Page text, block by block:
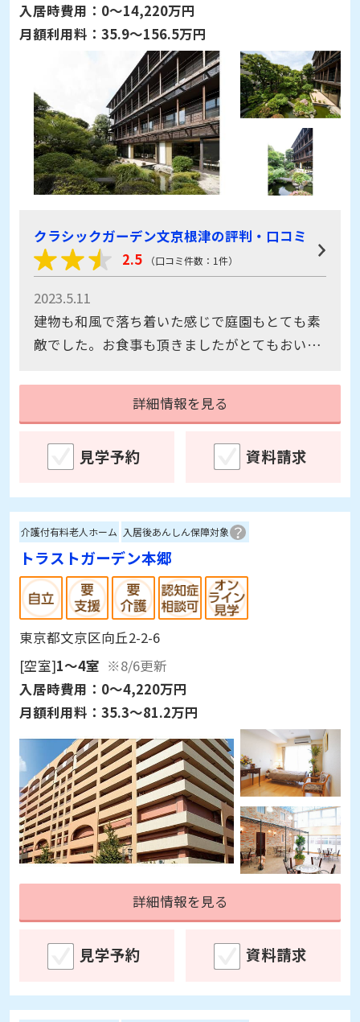
入居時費用： 0～14,220万円
月額利用料： 35.9～156.5万円
クラシックガーデン文京根津の評判・口コミ
2.5
（口コミ件数：1件）
2023.5.11
建物も和風で落ち着いた感じで庭園もとても素
敵でした。お食事も頂きましたがとてもおいし
様な感じで残念でした。
詳細情報を見る
見学予約 資料請求
介護付有料老人ホーム 入居後あんしん保障対象
トラストガーデン本郷
東京都文京区向丘2-2-6
[空室]1～4室 ※8/6更新
入居時費用： 0～4,220万円
月額利用料： 35.3～81.2万円
詳細情報を見る
見学予約 資料請求